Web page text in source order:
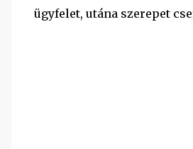
ügyfelet, utána szerepet